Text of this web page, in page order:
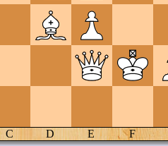
C D E F